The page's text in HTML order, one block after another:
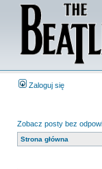
Zaloguj się
Zobacz posty bez
Strona główna